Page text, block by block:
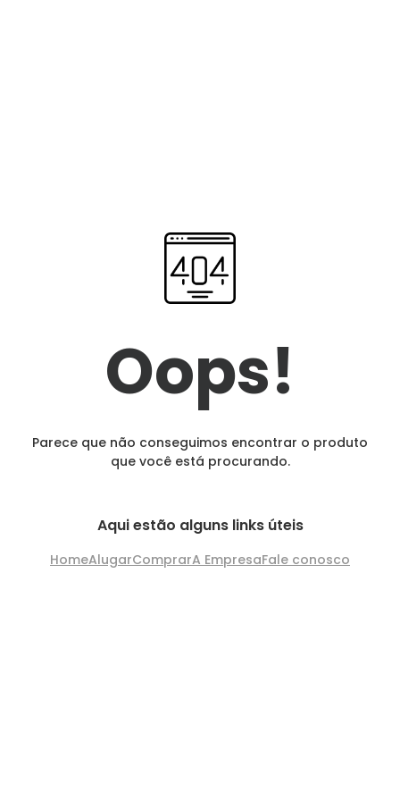
Oops!
Parece que não conseguimos encontrar o produto
que você está procurando.
Aqui estão alguns links úteis
HomeAlugarComprarA EmpresaFale conosco